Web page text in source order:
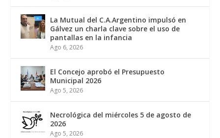
La Mutual del C.A.Argentino impulsó en
Gálvez un charla clave sobre el uso de
pantallas en la infancia
Ago 6, 2026
El Concejo aprobó el Presupuesto
Municipal 2026
Ago 5, 2026
Necrológica del miércoles 5 de agosto de
2026
Ago 5, 2026